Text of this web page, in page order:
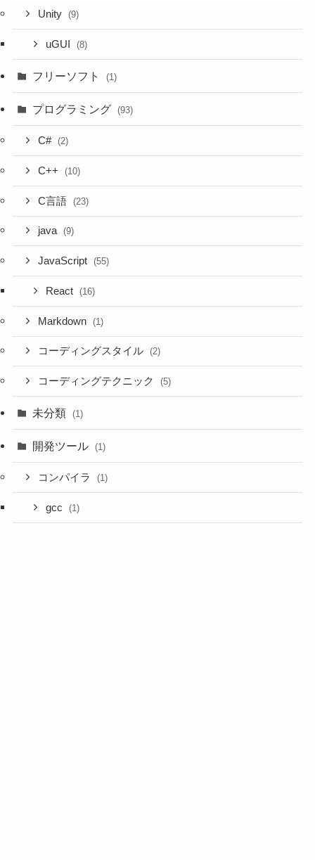
Unity (9)
uGUI (8)
フリーソフト (1)
プログラミング (93)
C# (2)
C++ (10)
C言語 (23)
java (9)
JavaScript (55)
React (16)
Markdown (1)
コーディングスタイル (2)
コーディングテクニック (5)
未分類 (1)
開発ツール (1)
コンパイラ (1)
gcc (1)